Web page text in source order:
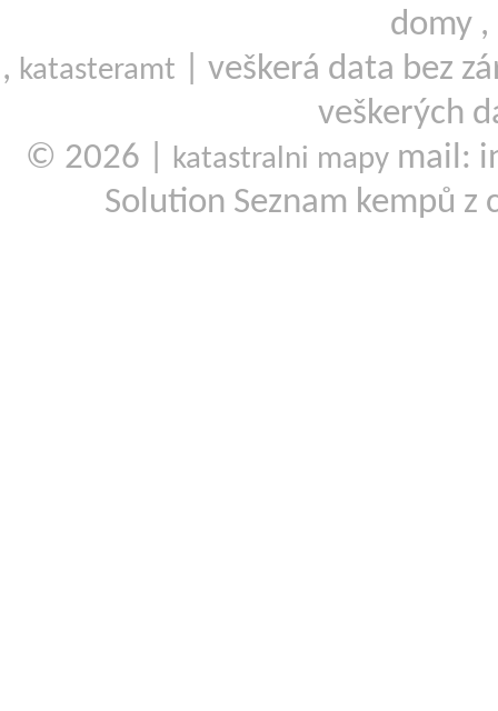
domy ,
, katasteramt
| veškerá data bez
veškerých
© 2026 |
katastralni mapy mail:
Solution Seznam kempů z